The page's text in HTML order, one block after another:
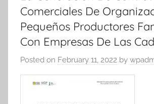
Comerciales De
Pequeños Productores
Con Empresas De Las
Posted on February 11, 2022 by